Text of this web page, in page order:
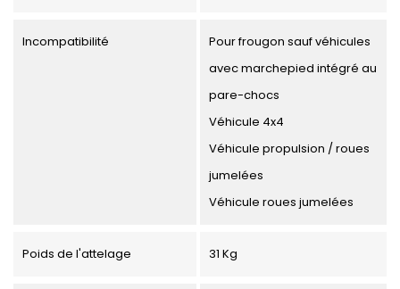
Incompatibilité
Pour frougon sauf véhicules
avec marchepied intégré au
pare-chocs
Véhicule 4x4
Véhicule propulsion / roues
jumelées
Véhicule roues jumelées
Poids de l'attelage 31 Kg